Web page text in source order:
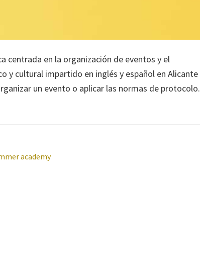
centrada en la organización de eventos y el
y cultural impartido en inglés y español en Alicante
un evento o aplicar las normas de protocolo.
academy